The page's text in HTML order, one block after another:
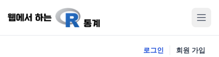
로그인 회원 가입